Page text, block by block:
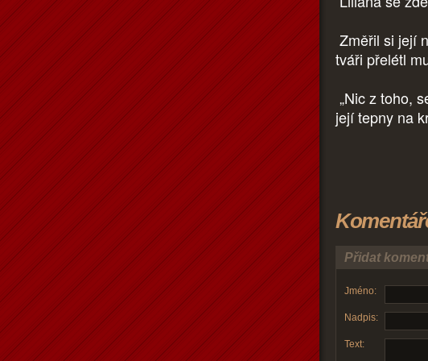
Změřil si její
tváři přelétl
„Nic z toho,
její tepny na
Přidat
Jméno:
Nadpis:
Text: